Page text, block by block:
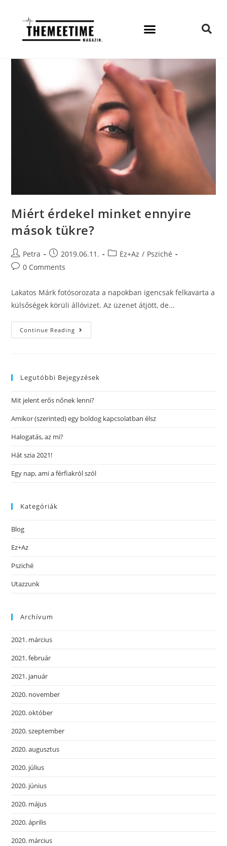
Miért érdekel minket ennyire
mások tükre?
Petra 2019.06.11. Ez+Az / Psziché
0 Comments
Lakatos Márk fotósorozata a napokban igencsak felkavarta a
külsőségek körüli állóvizet. Az üzenet átjött, de...
Continue Reading
Legutóbbi Bejegyzések
Mit jelent erős nőnek lenni?
Amikor (szerinted) egy boldog kapcsolatban élsz
Halogatás, az mi?
Hát szia 2021!
Egy nap, ami a férfiakról szól
Kategóriák
Blog
Ez+Az
Psziché
Utazzunk
Archívum
2021. március
2021. február
2021. január
2020. november
2020. október
2020. szeptember
2020. augusztus
2020. július
2020. június
2020. május
2020. április
2020. március